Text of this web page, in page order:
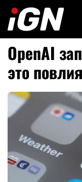
content
OpenAI
это